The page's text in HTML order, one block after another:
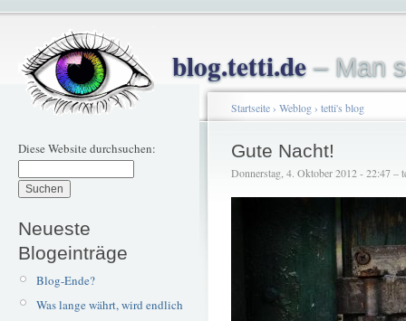
blog.tetti.de– Man
Diese Website durchsuchen:
Neueste
Blogeinträge
Blog-Ende?
Was lange währt, wird endlich
Startseite› Weblog› tetti's blog
Gute Nacht!
Donnerstag, 4. Oktober 2012 - 22:47 –